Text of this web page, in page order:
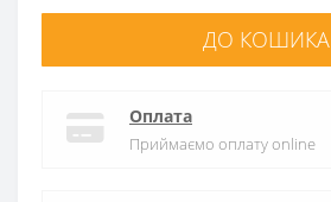
ДО КОШИКА
Оплата
Приймаємо оплату online